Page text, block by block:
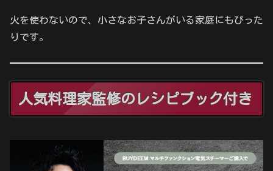
火を使わないので、小さなお子さんがいる家庭にもぴった
りです。
人気料理家監修のレシピブック付き